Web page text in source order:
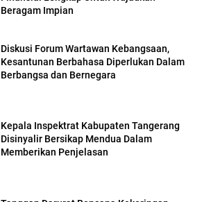
Beragam Impian
Diskusi Forum Wartawan Kebangsaan,
Kesantunan Berbahasa Diperlukan Dalam
Berbangsa dan Bernegara
Kepala Inspektrat Kabupaten Tangerang
Disinyalir Bersikap Mendua Dalam
Memberikan Penjelasan